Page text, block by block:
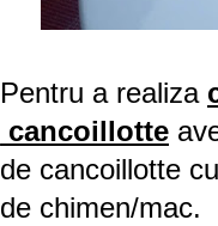
Pentru a realiza
cancoillotte
de cancoillotte
de chimen/mac.